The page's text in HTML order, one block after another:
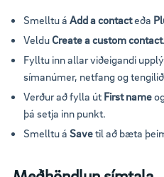
Smelltu á Add a contacteða
VelduCreate a custom contact.
Fylltu inn allar viðeigandi
símanúmer, netfang og
Verður að fylla út First name
þá setja inn punkt.
Smelltu á Savetil að bæta